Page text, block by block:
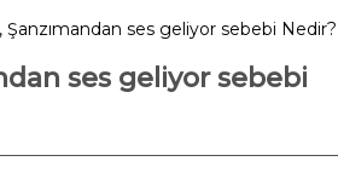
ses geliyor sebebi Nedir?
ses geliyor sebebi